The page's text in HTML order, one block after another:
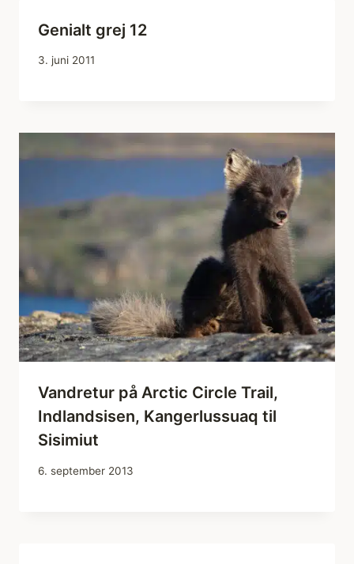
Genialt grej 12
3. juni 2011
Vandretur på Arctic Circle Trail,
Indlandsisen, Kangerlussuaq til
Sisimiut
6. september 2013